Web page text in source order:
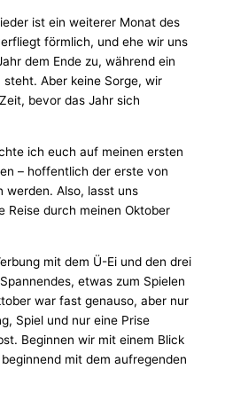
ist ein weiterer Monat des
förmlich, und ehe wir uns
dem Ende zu, während ein
Aber keine Sorge, wir
bevor das Jahr sich
ich euch auf meinen ersten
– hoffentlich der erste von
werden. Also, lasst uns
Reise durch meinen Oktober
mit dem Ü-Ei und den drei
etwas zum Spielen
war fast genauso, aber nur
Spiel und nur eine Prise
Beginnen wir mit einem Blick
mit dem aufregenden